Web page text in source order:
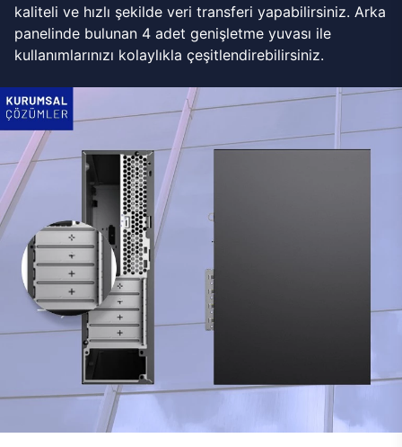
kaliteli ve hızlı şekilde veri transferi yapabilirsiniz. Arka
panelinde bulunan 4 adet genişletme yuvası ile
kullanımlarınızı kolaylıkla çeşitlendirebilirsiniz.